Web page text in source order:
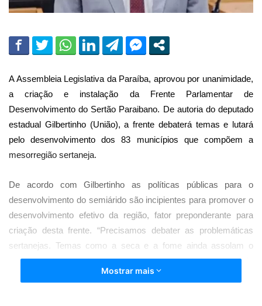
A Assembleia Legislativa da Paraíba, aprovou por unanimidade,
a criação e instalação da Frente Parlamentar de
Desenvolvimento do Sertão Paraibano. De autoria do deputado
estadual Gilbertinho (União), a frente debaterá temas e lutará
pelo desenvolvimento dos 83 municípios que compõem a
mesorregião sertaneja.
De acordo com Gilbertinho as políticas públicas para o
desenvolvimento do semiárido são incipientes para promover o
desenvolvimento efetivo da região, fator preponderante para
criação desta frente. “Precisamos debater as problemáticas
sertanejas. Temas como a seca e a fome ainda assolam o
progresso de nossa terra e como sertanejo, eu tinha o dever de
consciência de promover melhorias para vida dos mais de
Mostrar mais